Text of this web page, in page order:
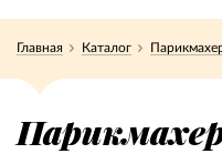
Главная Каталог